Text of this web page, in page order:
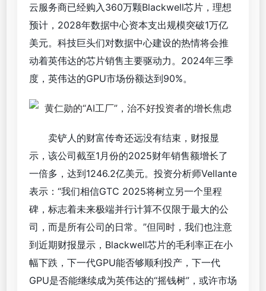
云服务商已经购入360万颗Blackwell芯片，理想
预计，2028年数据中心资本支出规模突破1万亿
美元。科技巨头们对数据中心建设的热情将会推
动着英伟达的芯片销售主要驱动力。2024年三季
度，英伟达的GPU市场份额达到90%。
卖铲人的财富传奇还远没有结束，财报显
示，该公司截至1月份的2025财年销售额增长了
一倍多，达到1246.2亿美元。投资分析师Vellante
表示：“我们相信GTC 2025将树立另一个里程
碑，标志着未来极端并行计算不仅限于最大的公
司，而是所有公司的日常。”但同时，我们也注意
到近期财报显示，Blackwell芯片的毛利率正在小
幅下跌，下一代GPU能否够顺利投产，下一代
GPU是否能继续成为英伟达的“摇钱树”，或许市场